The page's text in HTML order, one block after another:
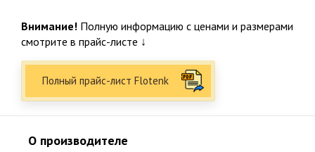
25
от 5 до 25 лет официальной гарантии на работы и изделия
Внимание! Полную информацию с ценами и размерами
смотрите в прайс-листе ↓
Полный прайс-лист Flotenk
О производителе